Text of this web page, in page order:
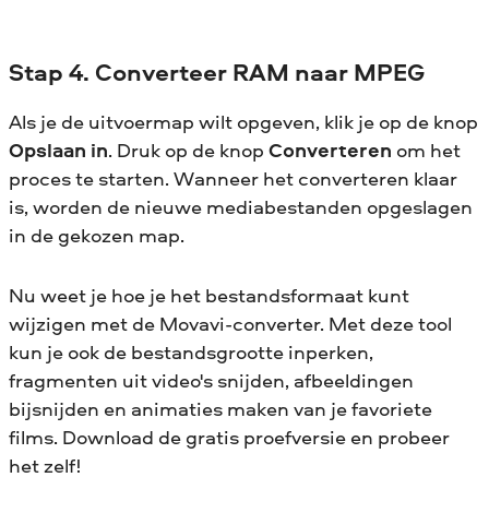
Stap 4. Converteer RAM naar MPEG
Als je de uitvoermap wilt opgeven, klik je op de knop
Opslaan in. Druk op de knop Converteren om het
proces te starten. Wanneer het converteren klaar
is, worden de nieuwe mediabestanden opgeslagen
in de gekozen map.
Nu weet je hoe je het bestandsformaat kunt
wijzigen met de Movavi-converter. Met deze tool
kun je ook de bestandsgrootte inperken,
fragmenten uit video's snijden, afbeeldingen
bijsnijden en animaties maken van je favoriete
films. Download de gratis proefversie en probeer
het zelf!